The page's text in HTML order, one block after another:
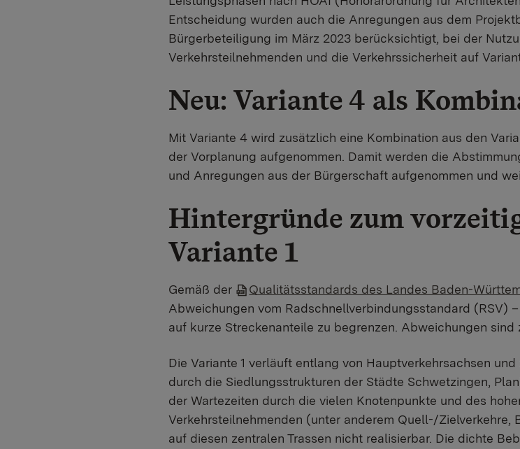
Entscheidung wurden auch die Anregungen aus dem
Bürgerbeteiligung im März 2023 berücksichtigt, bei der
Verkehrsteilnehmenden und die Verkehrssicherheit auf
Neu: Variante 4 als
Mit Variante 4 wird zusätzlich eine Kombination aus den
der Vorplanung aufgenommen. Damit werden die
und Anregungen aus der Bürgerschaft aufgenommen und
Hintergründe zum
Variante 1
Gemäß der Qualitätsstandards des Landes Baden-
Abweichungen vom Radschnellverbindungsstandard (RSV)
auf kurze Streckenanteile zu begrenzen. Abweichungen sind
Die Variante 1 verläuft entlang von Hauptverkehrsachsen
durch die Siedlungsstrukturen der Städte Schwetzingen,
der Wartezeiten durch die vielen Knotenpunkte und des
Verkehrsteilnehmenden (unter anderem Quell-/Zielverkehre,
auf diesen zentralen Trassen nicht realisierbar. Die dichte